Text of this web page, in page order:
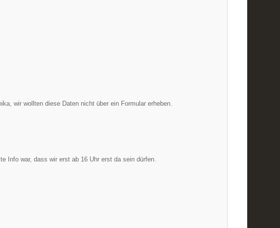
wir wollten diese Daten nicht über ein Formular erheben.
Info war, dass wir erst ab 16 Uhr erst da sein dürfen.